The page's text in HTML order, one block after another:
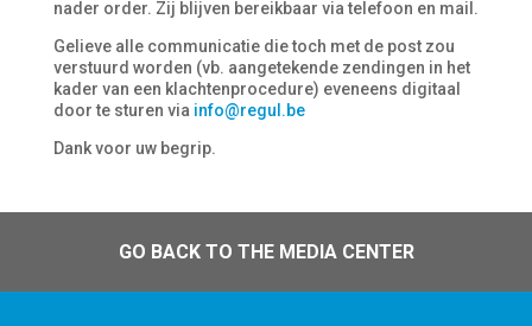
nader order. Zij blijven bereikbaar via telefoon en mail.
Gelieve alle communicatie die toch met de post zou
verstuurd worden (vb. aangetekende zendingen in het
kader van een klachtenprocedure) eveneens digitaal
door te sturen via info@regul.be
Dank voor uw begrip.
GO BACK TO THE MEDIA CENTER